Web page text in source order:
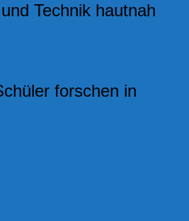
Technik hautnah
forschen in